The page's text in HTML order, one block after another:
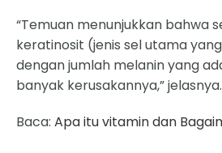
“Temuan menunjukkan bahwa
keratinosit (jenis sel utama
dengan jumlah melanin yang
banyak kerusakannya,” jelasnya.
Baca: Apa itu vitamin dan